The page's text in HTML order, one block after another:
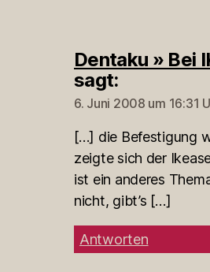
Dentaku » Bei
sagt:
6. Juni 2008 um 16:31
[…] die Befestigung
zeigte sich der
ist ein anderes
nicht, gibt’s […]
Antworten